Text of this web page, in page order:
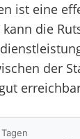
ist eine
die
der